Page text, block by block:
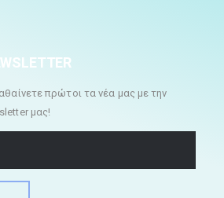
πρώτοι τα νέα μας με την
μας!